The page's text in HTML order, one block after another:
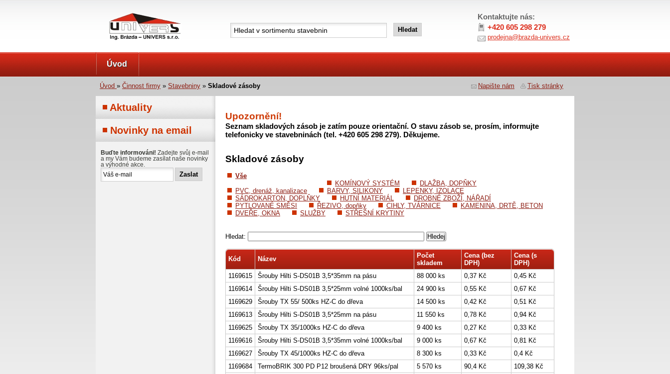
Úvod
Kontaktujte nás:
+420 605 298 279
prodejna@brazda-univers.cz
Úvod » Činnost firmy » Stavebniny » Skladové zásoby Napište nám Tisk stránky
Upozornění!
Seznam skladových zásob je zatím pouze orientační. O stavu zásob se, prosím, informujte
telefonicky ve stavebninách (tel. +420 605 298 279). Děkujeme.
Skladové zásoby
Vše
KOMÍNOVÝ SYSTÉM
DLAŽBA, DOPŇKY
PVC, drenáž, kanalizace
BARVY, SILIKONY
LEPENKY, IZOLACE
SÁDROKARTON, DOPLŇKY
HUTNÍ MATERIÁL
DROBNÉ ZBOŽÍ, NÁŘADÍ
PYTLOVANÉ SMĚSI
ŘEZIVO, dopňky CIHLY, TVÁRNICE
KAMENINA, DRTĚ, BETON
DVEŘE, OKNA
SLUŽBY STŘEŠNÍ KRYTINY
Hledat:
Kód Název
Počet
skladem
Cena (bez
DPH)
Cena (s
DPH)
1169615
Šrouby Hilti S-DS01B 3,5*35mm na pásu 88 000 ks 0,37 Kč
0,45 Kč
1169614
Šrouby Hilti S-DS01B 3,5*25mm volné 1000ks/bal 24 900 ks 0,55 Kč
0,67 Kč
1169629
Šrouby TX 55/ 500ks HZ-C do dřeva 14 500 ks 0,42 Kč
0,51 Kč
1169613
Šrouby Hilti S-DS01B 3,5*25mm na pásu 11 550 ks 0,78 Kč
0,94 Kč
1169625
Šrouby TX 35/1000ks HZ-C do dřeva 9 400 ks 0,27 Kč
0,33 Kč
1169616
Šrouby Hilti S-DS01B 3,5*35mm volné 1000ks/bal 9 000 ks 0,67 Kč
0,81 Kč
1169627
Šrouby TX 45/1000ks HZ-C do dřeva 8 300 ks 0,33 Kč
0,4 Kč
1169684
TermoBRIK 300 PD P12 broušená DRY 96ks/pal 5 570 ks 90,4 Kč
109,38 Kč
Aktuality
Novinky na email
Buďte informováni! Zadejte svůj e-mail
a my Vám budeme zasílat naše novinky
a výhodné akce.